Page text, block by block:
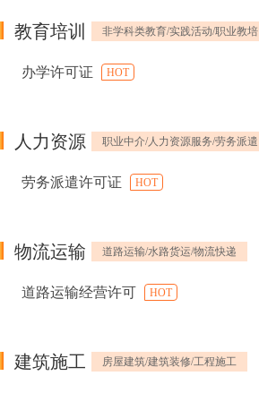
教育培训 非学科类教育/实践活动/职业教培
办学许可证 HOT
人力资源 职业中介/人力资源服务/劳务派遣
劳务派遣许可证 HOT
物流运输 道路运输/水路货运/物流快递
道路运输经营许可 HOT
建筑施工 房屋建筑/建筑装修/工程施工